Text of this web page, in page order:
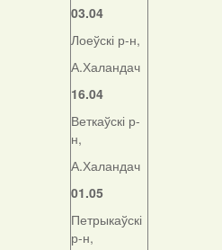
03.04
Лоеўскі р-н,
А.Халандач
16.04
Веткаўскі р-
н,
А.Халандач
01.05
Петрыкаўскі
р-н,